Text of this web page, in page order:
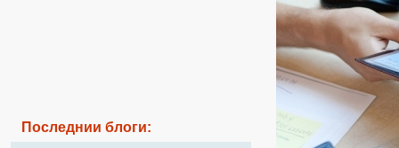
Последнии блоги: